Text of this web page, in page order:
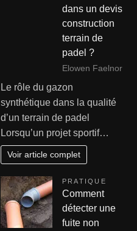
dans un devis
construction
terrain de
padel ?
Elowen Faelnor
Le rôle du gazon
synthétique dans la qualité
d’un terrain de padel
Lorsqu’un projet sportif…
Voir article complet
PRATIQUE
Comment
détecter une
fuite non